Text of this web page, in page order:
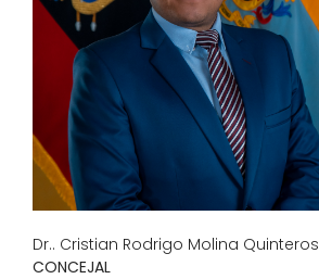
Dr.. Cristian Rodrigo Molina Quinteros
CONCEJAL